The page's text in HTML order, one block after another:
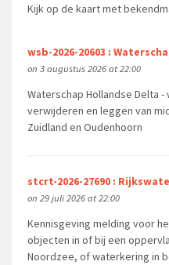
Kijk op de kaart met
wsb-2026-20603 :
on 3 augustus 2026 at 22:00
Waterschap Hollandse Delta
verwijderen en leggen van
Zuidland en Oudenhoorn
stcrt-2026-27690 :
on 29 juli 2026 at 22:00
Kennisgeving melding voor
objecten in of bij een
Noordzee, of waterkering in